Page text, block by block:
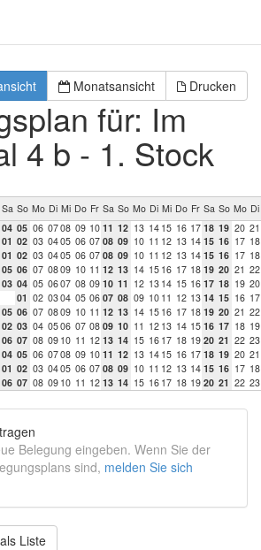
Monatsansicht Drucken
für: Im
4 b - 1. Stock
Sa So Mo Di Mi Do Fr Sa So Mo Di Mi Do Fr Sa So Mo Di
04 05 06 0708 09 10 11 12 13 14 15 16 17 18 19 20 21
01 02 03 0405 06 07 08 09 10 1 1 12 13 14 15 16 17 18
01 02 03 0405 06 07 08 09 10 1 1 12 13 14 15 16 17 18
05 06 07 0809 10 1 1 12 13 14 15 16 17 18 19 20 21 22
03 04 05 0607 08 09 10 11 12 13 14 15 16 17 18 19 20
01 02 0304 05 06 07 08 09 10 1 1 12 13 14 15 16 17
05 06 07 0809 10 1 1 12 13 14 15 16 17 18 19 20 21 22
02 03 04 0506 07 08 09 10 1 1 12 13 14 15 16 17 18 19
06 07 08 09 10 1 1 12 13 14 15 16 17 18 19 20 21 22 23
04 05 06 0708 09 10 11 12 13 14 15 16 17 18 19 20 21
01 02 03 0405 06 07 08 09 10 1 1 12 13 14 15 16 17 18
06 07 08 09 10 1 1 12 13 14 15 16 17 18 19 20 21 22 23
Belegung eingeben. Wenn Sie der
sind, melden Sie sich
Liste